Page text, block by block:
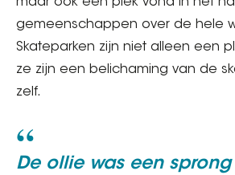
gemeenschappen over de hele
Skateparken zijn niet alleen een
ze zijn een belichaming van de
zelf.
De ollie was een